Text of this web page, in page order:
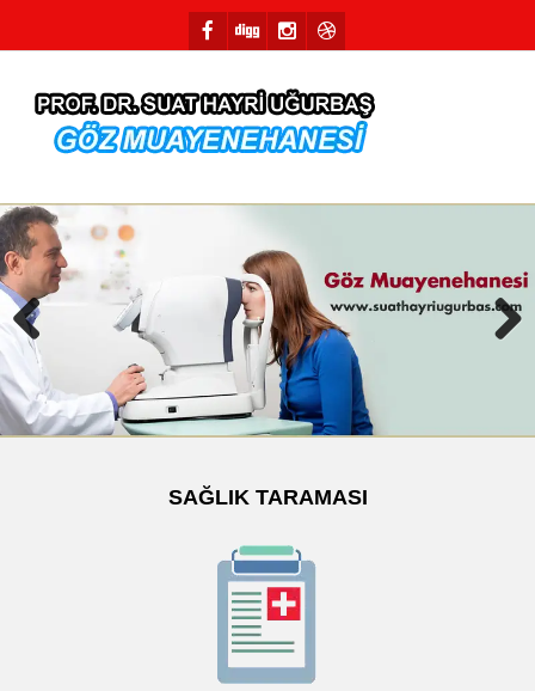
Previous
SAĞLIK TARAMASI